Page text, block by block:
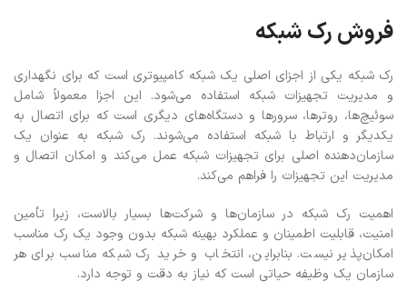
فروش رک شبکه
رک شبکه یکی از اجزای اصلی یک شبکه کامپیوتری است که برای نگهداری
و مدیریت تجهیزات شبکه استفاده می‌شود. این اجزا معمولاً شامل
سوئیچ‌ها، روترها، سرورها و دستگاه‌های دیگری است که برای اتصال به
یکدیگر و ارتباط با شبکه استفاده می‌شوند. رک شبکه به عنوان یک
سازمان‌دهنده اصلی برای تجهیزات شبکه عمل می‌کند و امکان اتصال و
مدیریت این تجهیزات را فراهم می‌کند.
اهمیت رک شبکه در سازمان‌ها و شرکت‌ها بسیار بالاست، زیرا تأمین
امنیت، قابلیت اطمینان و عملکرد بهینه شبکه بدون وجود یک رک مناسب
امکان‌پذیر نیست. بنابراین، انتخاب و خرید رک شبکه مناسب برای هر
سازمان یک وظیفه حیاتی است که نیاز به دقت و توجه دارد.